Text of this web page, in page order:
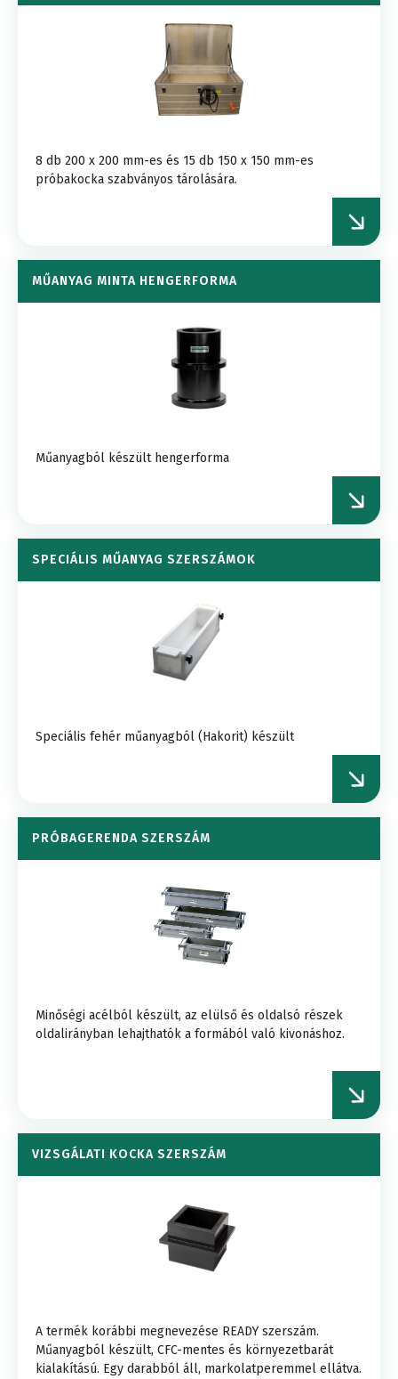
8 db 200 x 200 mm-es és 15 db 150 x 150 mm-es
próbakocka szabványos tárolására.
MŰANYAG MINTA HENGERFORMA
Műanyagból készült hengerforma
SPECIÁLIS MŰANYAG SZERSZÁMOK
Speciális fehér műanyagból (Hakorit) készült
PRÓBAGERENDA SZERSZÁM
Minőségi acélból készült, az elülső és oldalsó részek
oldalirányban lehajthatók a formából való kivonáshoz.
VIZSGÁLATI KOCKA SZERSZÁM
A termék korábbi megnevezése READY szerszám.
Műanyagból készült, CFC-mentes és környezetbarát
kialakítású. Egy darabból áll, markolatperemmel ellátva.